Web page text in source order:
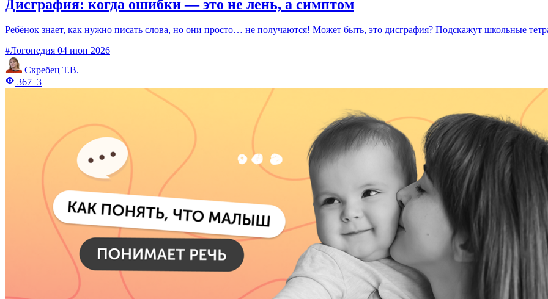
Дисграфия: когда ошибки — это не лень, а симптом
Ребёнок знает, как нужно писать слова, но они просто… не получаются! Может быть, это дисграфия? Подскажут школьные
#Логопедия 04 июн 2026
Скребец Т.В.
367 3